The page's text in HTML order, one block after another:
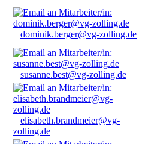
dominik.berger@vg-zolling.de
susanne.best@vg-zolling.de
elisabeth.brandmeier@vg-
zolling.de